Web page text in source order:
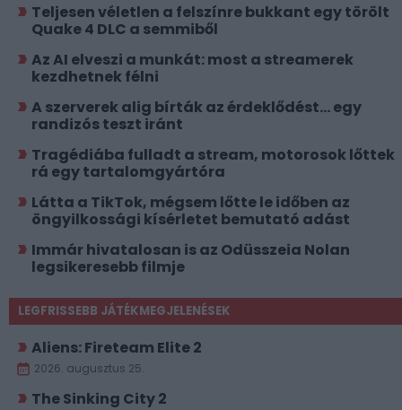
Teljesen véletlen a felszínre bukkant egy törölt
Quake 4 DLC a semmiből
Az AI elveszi a munkát: most a streamerek
kezdhetnek félni
A szerverek alig bírták az érdeklődést... egy
randizós teszt iránt
Tragédiába fulladt a stream, motorosok lőttek
rá egy tartalomgyártóra
Látta a TikTok, mégsem lőtte le időben az
öngyilkossági kísérletet bemutató adást
Immár hivatalosan is az Odüsszeia Nolan
legsikeresebb filmje
LEGFRISSEBB JÁTÉKMEGJELENÉSEK
Aliens: Fireteam Elite 2
2026. augusztus 25.
The Sinking City 2